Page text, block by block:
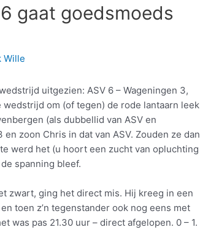
gaat goedsmoeds
Wille
uitgezien: ASV 6 – Wageningen 3,
om (of tegen) de rode lantaarn leek
(als dubbellid van ASV en
zoon Chris in dat van ASV. Zouden ze dan
werd het (u hoort een zucht van opluchting
spanning bleef.
zwart, ging het direct mis. Hij kreeg in een
toen z’n tegenstander ook nog eens met
was pas 21.30 uur – direct afgelopen. 0 – 1.